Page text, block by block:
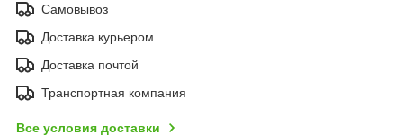
Самовывоз
Доставка курьером
Доставка почтой
Транспортная компания
Все условия доставки